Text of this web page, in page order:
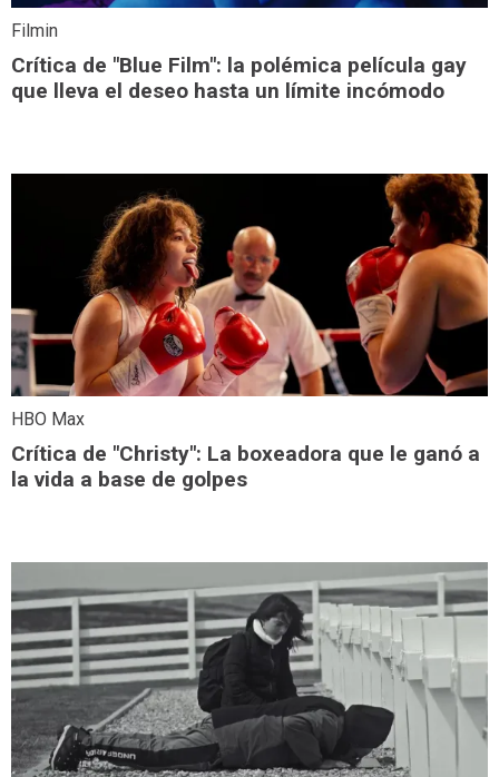
Filmin
Crítica de "Blue Film": la polémica película gay
que lleva el deseo hasta un límite incómodo
HBO Max
Crítica de "Christy": La boxeadora que le ganó a
la vida a base de golpes